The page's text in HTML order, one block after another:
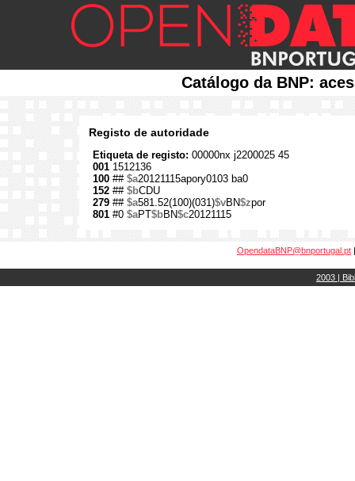
Catálogo da BNP:
Registo de autoridade
Etiqueta de registo: 00000nx j2200025 45
001 1512136
100 ## $a20121115apory0103 ba0
152 ## $bCDU
279 ## $a581.52(100)(031)$vBN$zpor
801 #0 $aPT$bBN$c20121115
OpendataBNP@bnportugal.pt
2003 |